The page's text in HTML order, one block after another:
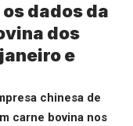
dados da
dos
e
chinesa de
carne bovina nos